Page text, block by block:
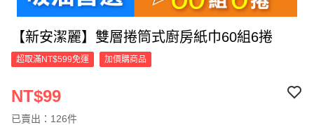
【新安潔麗】雙層捲筒式廚房紙巾60組6捲
超取滿NT$599免運 加價購商品
NT$99
已賣出：126件